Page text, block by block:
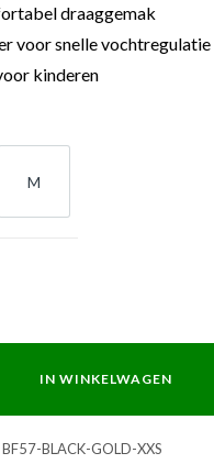
draaggemak
voor snelle vochtregulatie
kinderen
M
M
IN WINKELWAGEN
BF57-BLACK-GOLD-XXS